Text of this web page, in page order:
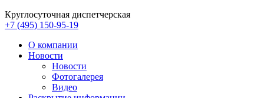
Круглосуточная диспетчерская
+7 (495) 150-95-19
О компании
Новости
Новости
Фотогалерея
Видео